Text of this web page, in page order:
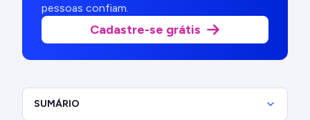
pessoas confiam.
Cadastre-se grátis
SUMÁRIO